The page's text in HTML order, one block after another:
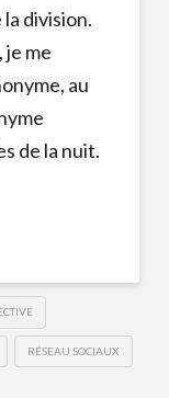
la division.
je me
au
de la nuit.
RÉSEAU SOCIAUX